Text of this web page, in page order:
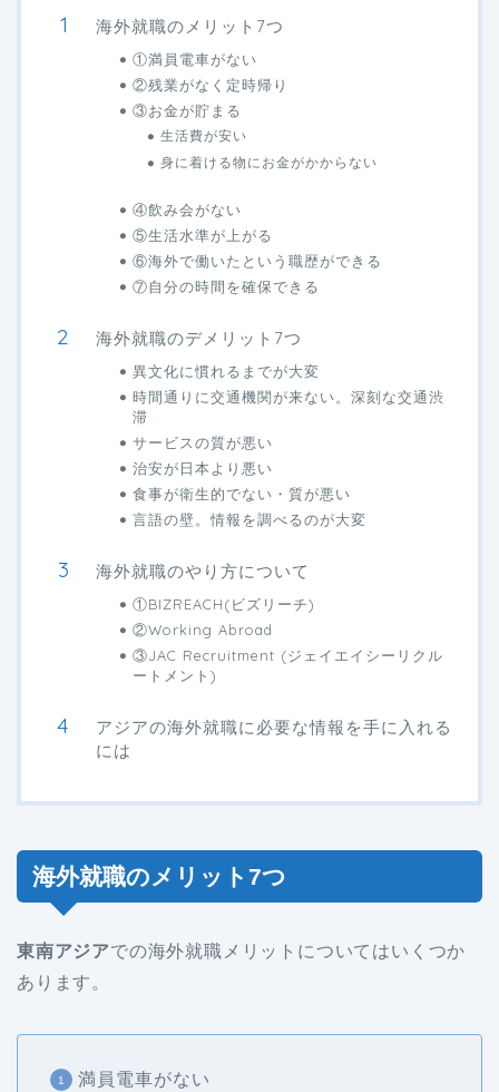
海外就職のメリット7つ
①満員電車がない
②残業がなく定時帰り
③お金が貯まる
生活費が安い
身に着ける物にお金がかからない
④飲み会がない
⑤生活水準が上がる
⑥海外で働いたという職歴ができる
⑦自分の時間を確保できる
海外就職のデメリット7つ
異文化に慣れるまでが大変
時間通りに交通機関が来ない。深刻な交通渋
滞
サービスの質が悪い
治安が日本より悪い
食事が衛生的でない・質が悪い
言語の壁。情報を調べるのが大変
海外就職のやり方について
①BIZREACH(ビズリーチ)
②Working Abroad
③JAC Recruitment (ジェイエイシーリクル
ートメント)
アジアの海外就職に必要な情報を手に入れる
には
海外就職のメリット7つ
東南アジアでの海外就職メリットについてはいくつか
あります。
満員電車がない